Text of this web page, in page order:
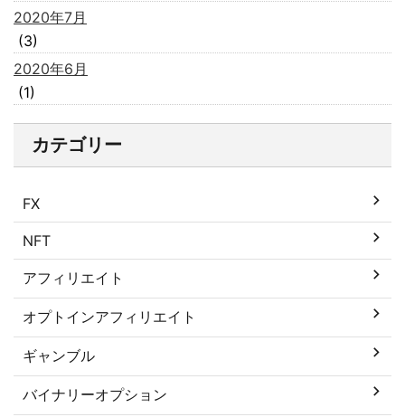
2020年7月
(3)
2020年6月
(1)
カテゴリー
FX
NFT
アフィリエイト
オプトインアフィリエイト
ギャンブル
バイナリーオプション